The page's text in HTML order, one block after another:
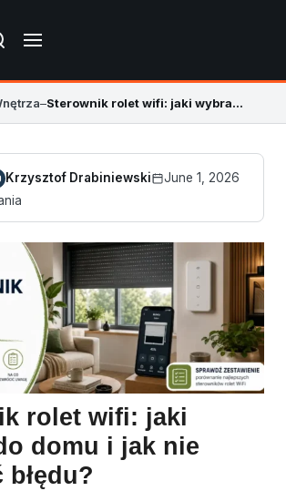
– Sterownik rolet wifi: jaki wybrać do domu?
Krzysztof Drabiniewski
June 1, 2026
rolet wifi: jaki
domu i jak nie
błędu?